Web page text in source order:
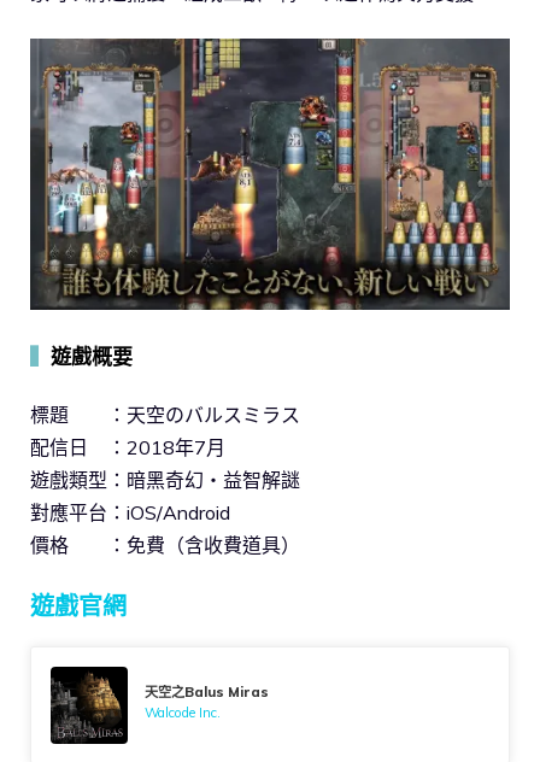
遊戲概要
標題 ：天空のバルスミラス
配信日 ：2018年7月
遊戲類型：暗黑奇幻‧益智解謎
對應平台：iOS/Android
價格 ：免費（含收費道具）
遊戲官網
天空之Balus Miras
Walcode Inc.